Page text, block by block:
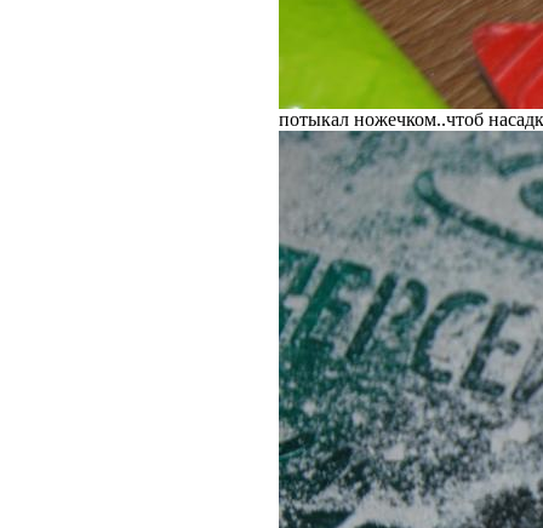
потыкал ножечком..чтоб